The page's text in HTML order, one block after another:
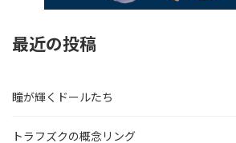
最近の投稿
瞳が輝くドールたち
トラフズクの概念リング